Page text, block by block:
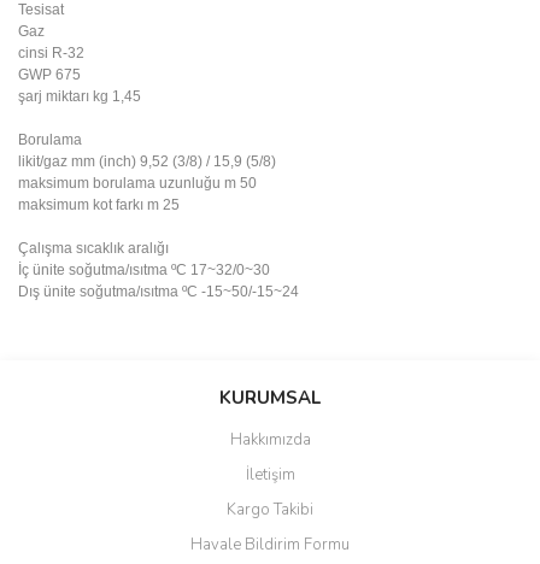
Tesisat
Gaz
cinsi R-32
GWP 675
şarj miktarı kg 1,45
Borulama
likit/gaz mm (inch) 9,52 (3/8) / 15,9 (5/8)
maksimum borulama uzunluğu m 50
maksimum kot farkı m 25
Çalışma sıcaklık aralığı
İç ünite soğutma/ısıtma ºC 17~32/0~30
Dış ünite soğutma/ısıtma ºC -15~50/-15~24
Bu ürüne ilk yorumu siz yapın!
Yorum Yaz
Ürün resmi kalitesiz, bozuk veya görüntülenemiyor.
Ürün açıklamasında eksik bilgiler bulunuyor.
Ürün bilgilerinde hatalar bulunuyor.
KURUMSAL
Hakkımızda
İletişim
Kargo Takibi
Havale Bildirim Formu